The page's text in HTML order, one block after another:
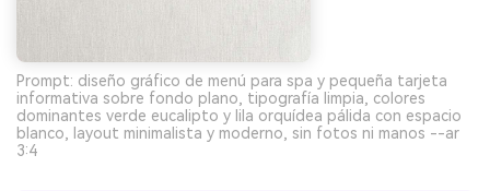
Prompt: diseño gráfico de menú para spa y pequeña tarjeta
informativa sobre fondo plano, tipografía limpia, colores
dominantes verde eucalipto y lila orquídea pálida con espacio
blanco, layout minimalista y moderno, sin fotos ni manos --ar
3:4